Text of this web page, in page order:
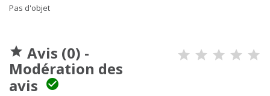
Pas d'objet
 Avis (0) -
Modération des
avis
